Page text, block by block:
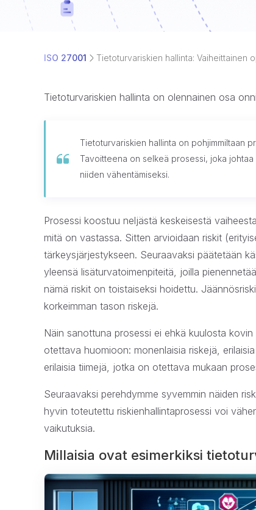
ISO 27001 Tietoturvariskien hallinta: Vaiheittainen
Tietoturvariskien hallinta on olennainen osa
Tietoturvariskien hallinta on pohjimmiltaan
Tavoitteena on selkeä prosessi, joka
niiden vähentämiseksi.
Prosessi koostuu neljästä keskeisestä
mitä on vastassa. Sitten arvioidaan riskit
tärkeysjärjestykseen. Seuraavaksi päätetään
yleensä lisäturvatoimenpiteitä, joilla
nämä riskit on toistaiseksi hoidettu.
korkeimman tason riskejä.
Näin sanottuna prosessi ei ehkä kuulosta
otettava huomioon: monenlaisia riskejä,
erilaisia tiimejä, jotka on otettava mukaan
Seuraavaksi perehdymme syvemmin näiden
hyvin toteutettu riskienhallintaprosessi voi
vaikutuksia.
Millaisia ovat esimerkiksi